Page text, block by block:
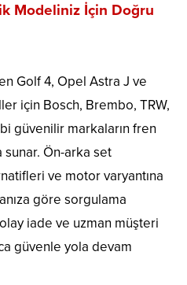
Modeliniz İçin Doğru
Golf 4, Opel Astra J ve
için Bosch, Brembo, TRW,
güvenilir markaların fren
sunar. Ön-arka set
ve motor varyantına
göre sorgulama
iade ve uzman müşteri
güvenle yola devam